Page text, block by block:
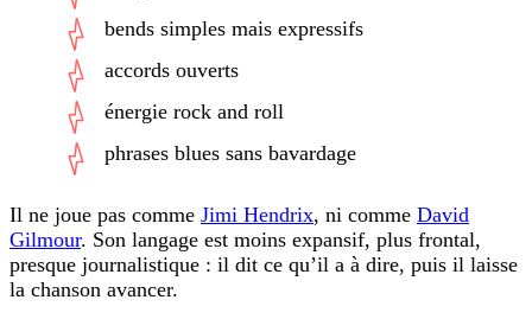
bends simples mais expressifs
accords ouverts
énergie rock and roll
phrases blues sans bavardage
Il ne joue pas comme Jimi Hendrix, ni comme David
Gilmour. Son langage est moins expansif, plus frontal,
presque journalistique : il dit ce qu’il a à dire, puis il laisse
la chanson avancer.